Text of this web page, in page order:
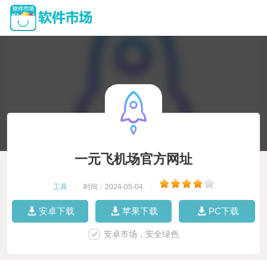
一元飞机场官方网址
工具 时间：2024-05-04
安卓下载 苹果下载 PC下载
安卓市场，安全绿色